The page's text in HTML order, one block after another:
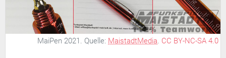
MaiPen 2021. Quelle: MaistadtMedia. CC BY-NC-SA 4.0